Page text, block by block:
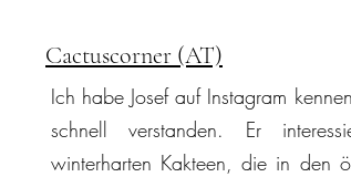
Cactuscorner (AT)
Ich habe Josef auf Instagram
schnell verstanden. Er
winterharten Kakteen, die in den